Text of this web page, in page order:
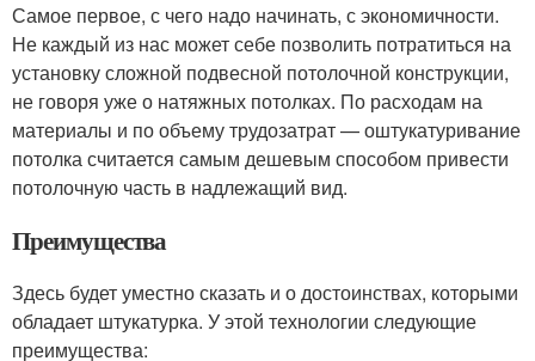
Самое первое, с чего надо начинать, с экономичности.
Не каждый из нас может себе позволить потратиться на
установку сложной подвесной потолочной конструкции,
не говоря уже о натяжных потолках. По расходам на
материалы и по объему трудозатрат — оштукатуривание
потолка считается самым дешевым способом привести
потолочную часть в надлежащий вид.
Преимущества
Здесь будет уместно сказать и о достоинствах, которыми
обладает штукатурка. У этой технологии следующие
преимущества: